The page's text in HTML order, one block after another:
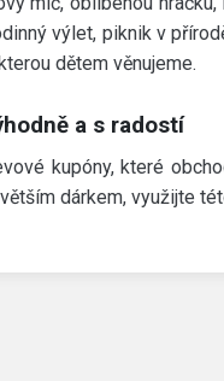
výlet, piknik v
dětem věnujeme.
a s radostí
kupóny, které
dárkem, využijte